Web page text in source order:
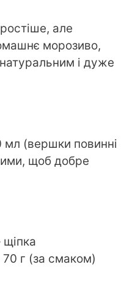
але
морозиво,
і дуже
(вершки повинні
щоб добре
щіпка
г (за смаком)